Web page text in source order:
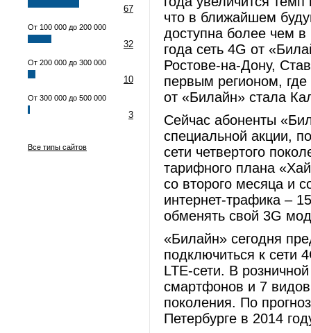
67
От 100 000 до 200 000
32
От 200 000 до 300 000
10
От 300 000 до 500 000
3
Все типы сайтов
что в ближайшем
доступна более чем
года сеть 4G от
Ростове-на-Дону,
первым регионом, где
от «Билайн» стала
Сейчас абоненты
специальной акции,
сети четвертого
тарифного плана
со второго месяца и
интернет-трафика –
обменять свой 3G
«Билайн» сегодня
подключиться к сети
LTE-сети. В
смартфонов и 7 видов
поколения. По
Петербурге в 2014